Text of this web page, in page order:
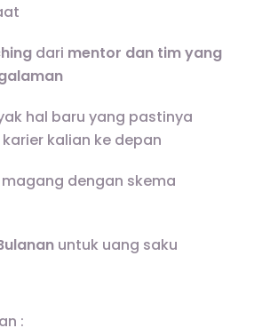
dari mentor dan tim yang
hal baru yang pastinya
kalian ke depan
magang dengan skema
untuk uang saku
: